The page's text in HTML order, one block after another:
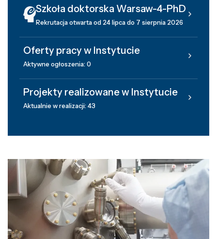
Szkoła doktorska Warsaw-4-PhD
Rekrutacja otwarta od 24 lipca do 7 sierpnia 2026
Oferty pracy w Instytucie
Aktywne ogłoszenia: 0
Projekty realizowane w Instytucie
Aktualnie w realizacji: 43